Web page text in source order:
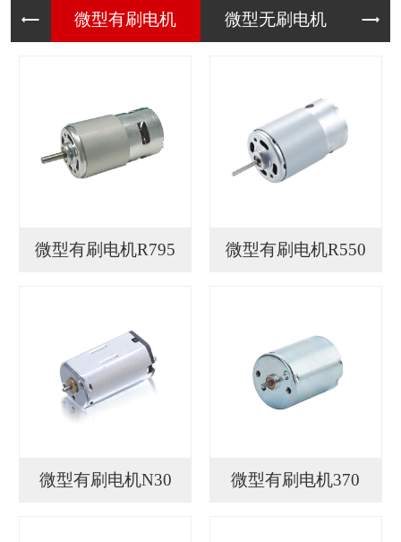
微型有刷 微型无刷 微
微型有刷电机R795 微型有刷电机R550
微型有刷电机N30 微型有刷电机370